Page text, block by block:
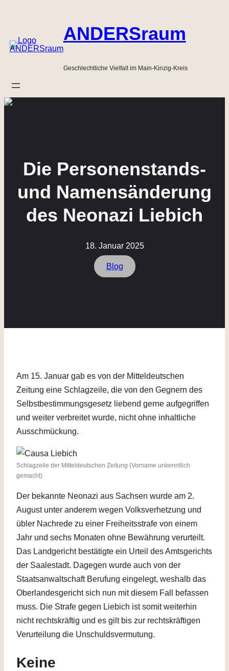
springen
ANDERSraum
Geschlechtliche Vielfalt im Main-Kinzig-Kreis
Die Personenstands-
und Namensänderung
des Neonazi Liebich
18. Januar 2025
Blog
Am 15. Januar gab es von der Mitteldeutschen
Zeitung eine Schlagzeile, die von den Gegnern des
Selbstbestimmungsgesetz liebend gerne aufgegriffen
und weiter verbreitet wurde, nicht ohne inhaltliche
Ausschmückung.
Schlagzeile der Mitteldeutschen Zeitung (Vorname unkenntlich
gemacht)
Der bekannte Neonazi aus Sachsen wurde am 2.
August unter anderem wegen Volksverhetzung und
übler Nachrede zu einer Freiheitsstrafe von einem
Jahr und sechs Monaten ohne Bewährung verurteilt.
Das Landgericht bestätigte ein Urteil des Amtsgerichts
der Saalestadt. Dagegen wurde auch von der
Staatsanwaltschaft Berufung eingelegt, weshalb das
Oberlandesgericht sich nun mit diesem Fall befassen
muss. Die Strafe gegen Liebich ist somit weiterhin
nicht rechtskräftig und es gilt bis zur rechtskräftigen
Verurteilung die Unschuldsvermutung.
Keine